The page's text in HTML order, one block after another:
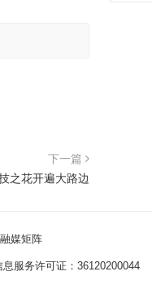
下一篇
之花开遍大路边
媒矩阵
服务许可证：36120200044